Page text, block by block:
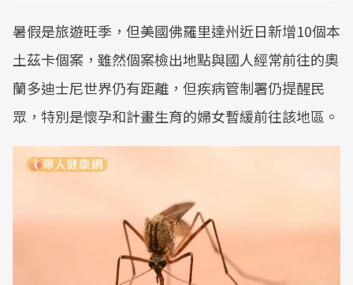
暑假是旅遊旺季，但美國佛羅里達州近日新增10個本
土茲卡個案，雖然個案檢出地點與國人經常前往的奧
蘭多迪士尼世界仍有距離，但疾病管制署仍提醒民
眾，特別是懷孕和計畫生育的婦女暫緩前往該地區。